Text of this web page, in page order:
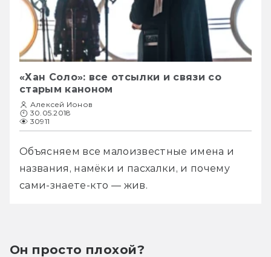
«Хан Соло»: все отсылки и связи со
старым каноном
Алексей Ионов
30.05.2018
30911
Объясняем все малоизвестные имена и
названия, намёки и пасхалки, и почему
сами-знаете-кто — жив.
Он просто плохой?